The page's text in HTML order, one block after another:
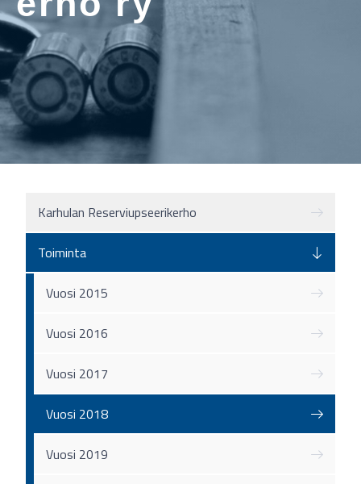
Karhulan Reserviupseerikerho
Toiminta
Vuosi 2015
Vuosi 2016
Vuosi 2017
Vuosi 2018
Vuosi 2019